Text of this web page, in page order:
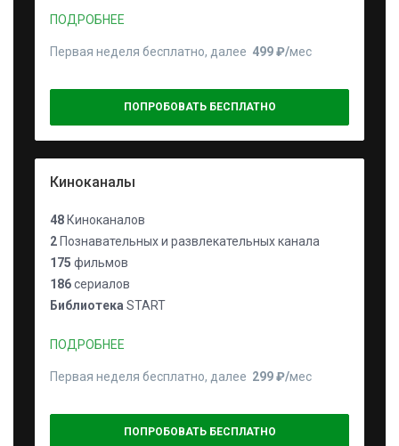
ПОДРОБНЕЕ
Первая неделя бесплатно, далее 499 ₽⁠/⁠мес
ПОПРОБОВАТЬ БЕСПЛАТНО
Киноканалы
48 Киноканалов
2 Познавательных и развлекательных канала
175 фильмов
186сериалов
Библиотека START
ПОДРОБНЕЕ
Первая неделя бесплатно, далее 299 ₽⁠/⁠мес
ПОПРОБОВАТЬ БЕСПЛАТНО